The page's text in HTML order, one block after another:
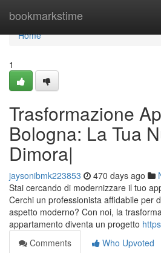
bookmarkstime
Home
Home
1
Trasformazione
Bologna: La Tua
Dimora|
jaysonibmk223853 470 days ago
Stai cercando di modernizzare il tuo
Cerchi un professionista affidabile per
aspetto moderno? Con noi, la
appartamento diventa un progetto
Comments
Who Upvoted